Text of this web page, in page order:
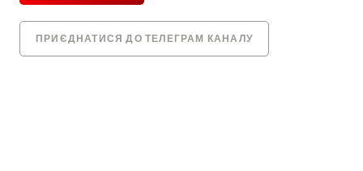
ПРИЄДНАТИСЯ ДО ТЕЛЕГРАМ КАНАЛУ